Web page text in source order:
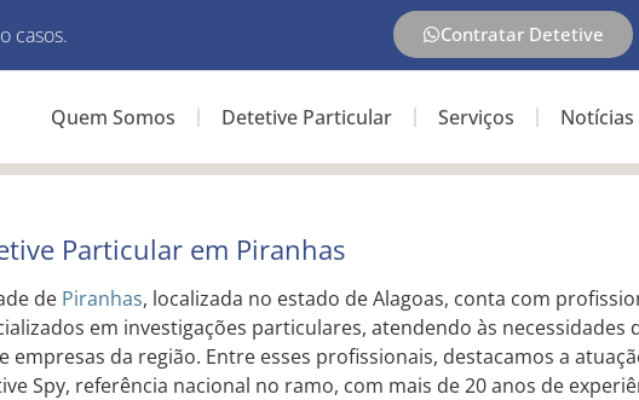
casos. Contratar Detetive
Quem Somos Detetive Particular Serviços Notícias
Particular em Piranhas
de Piranhas, localizada no estado de Alagoas, conta com
em investigações particulares, atendendo às necessidades
empresas da região. Entre esses profissionais, destacamos a
Spy, referência nacional no ramo, com mais de 20 anos de